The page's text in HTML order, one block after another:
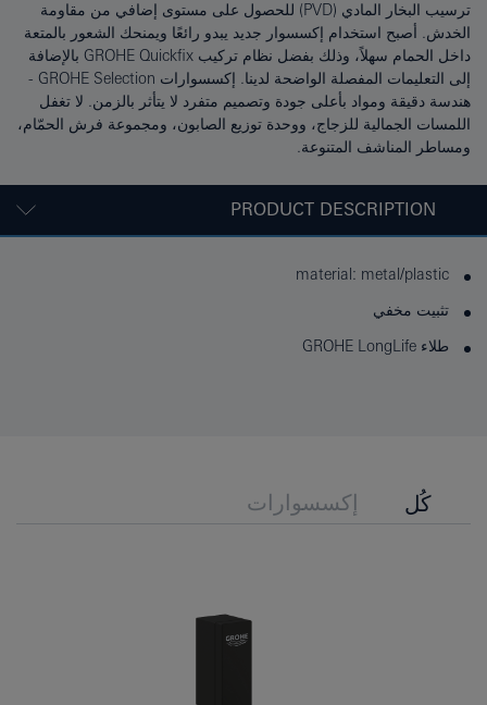
ترسيب البخار المادي (PVD) للحصول على مستوى إضافي من مقاومة
الخدش. أصبح استخدام إكسسوار جديد يبدو رائعًا ويمنحك الشعور بالمتعة
داخل الحمام سهلاً، وذلك بفضل نظام تركيب GROHE Quickfix بالإضافة
إلى التعليمات المفصلة الواضحة لدينا. إكسسوارات GROHE Selection -
هندسة دقيقة ومواد بأعلى جودة وتصميم متفرد لا يتأثر بالزمن. لا تغفل
اللمسات الجمالية للزجاج، ووحدة توزيع الصابون، ومجموعة فرش الحمّام،
ومساطر المناشف المتنوعة.
PRODUCT DESCRIPTION
material: metal/plastic
تثبيت مخفي
طلاء GROHE LongLife
كُل إكسسوارات